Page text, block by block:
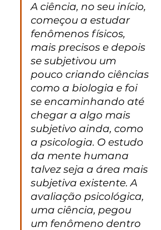
A ciência, no seu início,
começou a estudar
fenômenos físicos,
mais precisos e depois
se subjetivou um
pouco criando ciências
como a biologia e foi
se encaminhando até
chegar a algo mais
subjetivo ainda, como
a psicologia. O estudo
da mente humana
talvez seja a área mais
subjetiva existente. A
avaliação psicológica,
uma ciência, pegou
um fenômeno dentro